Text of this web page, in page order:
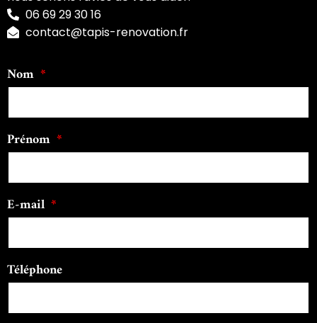
06 69 29 30 16
contact@tapis-renovation.fr
Nom
Prénom
E-mail
Téléphone